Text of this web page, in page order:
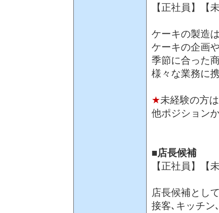
【正社員】【
ケーキの製造
ケーキの企画
季節に合った
様々な業務に
★未経験の方
他ポジション
■店長候補
【正社員】【
店長候補とし
接客､キッチン